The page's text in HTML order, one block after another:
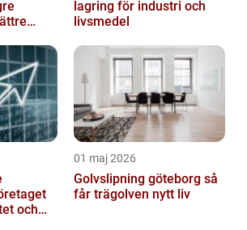
lagring för industri och
livsmedel
och
01 maj 2026
Golvslipning göteborg så
får trägolven nytt liv